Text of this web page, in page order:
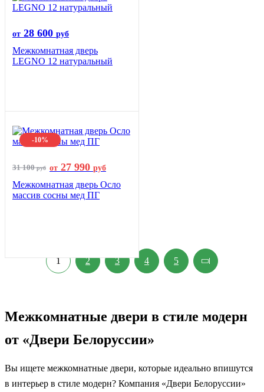
от 28 600 руб
Межкомнатная дверь
LEGNO 12 натуральный
-10%
31 100руб от 27 990 руб
Межкомнатная дверь Осло
массив сосны мед ПГ
1 2 3 4 5
Межкомнатные двери в стиле модерн
от «Двери Белоруссии»
Вы ищете межкомнатные двери, которые идеально впишутся
в интерьер в стиле модерн? Компания «Двери Белоруссии»